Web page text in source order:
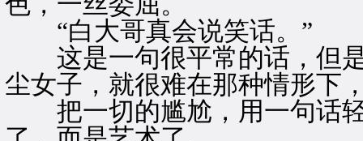
“白大哥真会说笑话。”
这是一句很平常的话，但是
尘女子，就很难在那种情形下
把一切的尴尬，用一句话轻